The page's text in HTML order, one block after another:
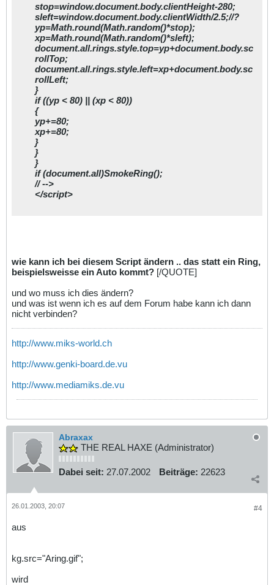
stop=window.document.body.clientHeight-280;
sleft=window.document.body.clientWidth/2.5;//?
yp=Math.round(Math.random()*stop);
xp=Math.round(Math.random()*sleft);
document.all.rings.style.top=yp+document.body.sc
rollTop;
document.all.rings.style.left=xp+document.body.sc
rollLeft;
}
if ((yp < 80) || (xp < 80))
{
yp+=80;
xp+=80;
}
}
}
if (document.all)SmokeRing();
// -->
</script>
wie kann ich bei diesem Script ändern .. das statt ein Ring,
beispielsweisse ein Auto kommt? [/QUOTE]
und wo muss ich dies ändern?
und was ist wenn ich es auf dem Forum habe kann ich dann
nicht verbinden?
http://www.miks-world.ch
http://www.genki-board.de.vu
http://www.mediamiks.de.vu
Abraxax
THE REAL HAXE (Administrator)
Dabei seit: 27.07.2002 Beiträge: 22623
#4
26.01.2003, 20:07
aus
kg.src="Aring.gif";
wird